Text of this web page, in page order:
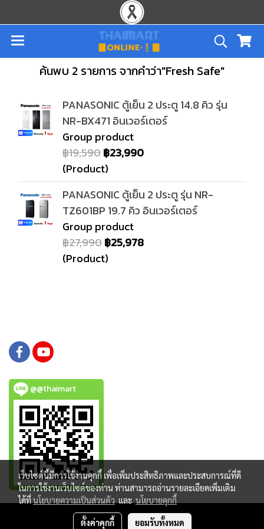
ค้นพบ 2 รายการ จากคำว่า"Fresh Safe"
PANASONIC ตู้เย็น 2 ประตู 14.8 คิว รุ่น
NR-BX471 อินเวอร์เตอร์
Group product
฿19,590฿23,990
(Product)
PANASONIC ตู้เย็น 2 ประตู รุ่น NR-
TZ601BP 19.7 คิว อินเวอร์เตอร์
Group product
฿27,990฿25,978
(Product)
@@thaimart
Copy right by www.thaimartonline.com
เว็บไซต์นี้มีการใช้งานคุกกี้ เพื่อเพิ่มประสิทธิภาพและประสบการณ์ที่ดี
ในการใช้งานเว็บไซต์ของท่าน ท่านสามารถอ่านรายละเอียดเพิ่มเติม
ได้ที่นโยบายความเป็นส่วนตัว และ นโยบายคุกกี้
ตั้งค่าคุกกี้ ยอมรับทั้งหมด